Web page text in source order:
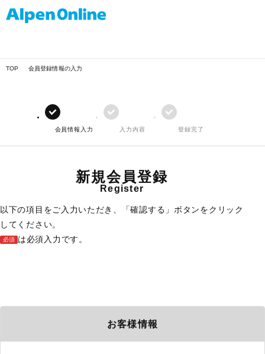
TOP 会員登録情報の入力
会員情報入力 入力内容 登録完了
新規会員登録
Register
以下の項目をご入力いただき、「確認する」ボタンをクリック
してください。
必須 は必須入力です。
お客様情報